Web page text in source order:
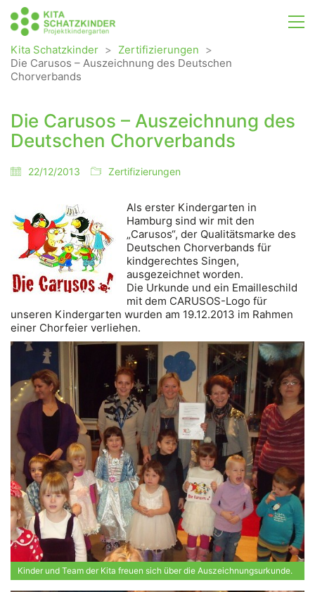
Kita Schatzkinder > Zertifizierungen >
Die Carusos – Auszeichnung des Deutschen
Chorverbands
Die Carusos – Auszeichnung des
Deutschen Chorverbands
22/12/2013 Zertifizierungen
Als erster Kindergarten in
Hamburg sind wir mit den
„Carusos“, der Qualitätsmarke des
Deutschen Chorverbands für
kindgerechtes Singen,
ausgezeichnet worden.
Die Urkunde und ein Emailleschild
mit dem CARUSOS-Logo für
unseren Kindergarten wurden am 19.12.2013 im Rahmen
einer Chorfeier verliehen.
Kinder und Team der Kita freuen sich über die Auszeichnungsurkunde.